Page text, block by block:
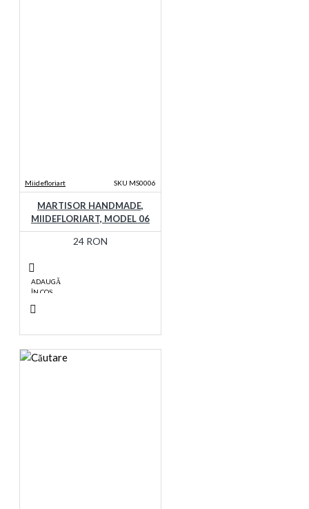
Miidefloriart SKU MS0006
MARTISOR HANDMADE,
MIIDEFLORIART, MODEL 06
24 RON
ADAUGĂ
ÎN COŞ